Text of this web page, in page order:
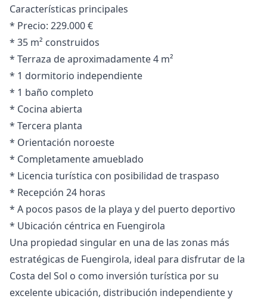
Características principales
* Precio: 229.000 €
* 35 m² construidos
* Terraza de aproximadamente 4 m²
* 1 dormitorio independiente
* 1 baño completo
* Cocina abierta
* Tercera planta
* Orientación noroeste
* Completamente amueblado
* Licencia turística con posibilidad de traspaso
* Recepción 24 horas
* A pocos pasos de la playa y del puerto deportivo
* Ubicación céntrica en Fuengirola
Una propiedad singular en una de ‌las ‌zonas ‌más
‌estratégicas ‌de Fuengirola, ideal para disfrutar ‌de ‌la
‌Costa del Sol ‌o ‌como ‌inversión ‌turística por ‌su
excelente ubicación, ‌distribución ‌independiente ‌y